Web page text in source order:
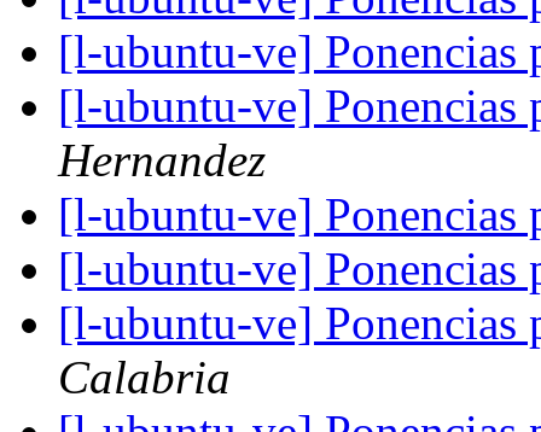
[l-ubuntu-ve] Ponencias
[l-ubuntu-ve] Ponencias
Hernandez
[l-ubuntu-ve] Ponencias
[l-ubuntu-ve] Ponencias
[l-ubuntu-ve] Ponencias
Calabria